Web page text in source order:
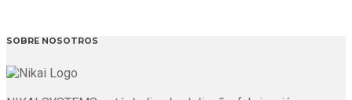
SOBRE NOSOTROS